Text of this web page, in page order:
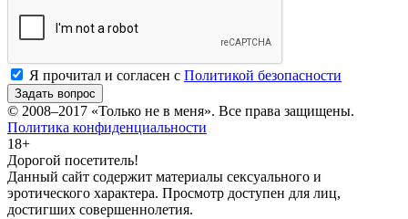
Я прочитал и согласен с Политикой безопасности
Задать вопрос
© 2008–2017 «Только не в меня». Все права защищены.
Политика конфиденциальности
18+
Дорогой посетитель!
Данный сайт содержит материалы сексуального и
эротического характера. Просмотр доступен для лиц,
достигших совершеннолетия.